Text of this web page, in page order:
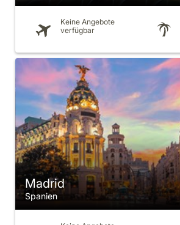
Keine Angebote
verfügbar
Madrid
Spanien